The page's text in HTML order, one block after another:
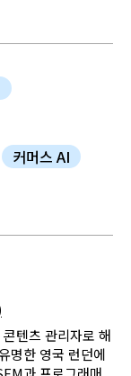
커머스 AI
텐츠 관리자로 해
명한 영국 런던에